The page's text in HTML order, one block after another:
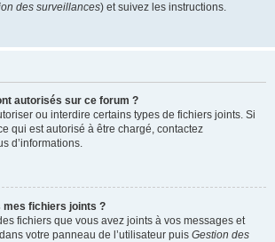
des surveillances) et suivez les instructions.
autorisés sur ce forum ?
ou interdire certains types de fichiers joints. Si
qui est autorisé à être chargé, contactez
d’informations.
fichiers joints ?
fichiers que vous avez joints à vos messages et
votre panneau de l’utilisateur puis Gestion des